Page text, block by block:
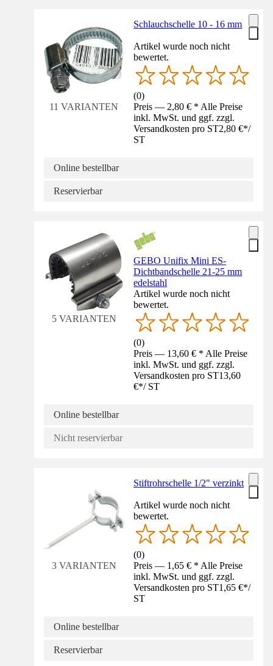
11 VARIANTEN
Schlauchschelle 10 - 16 mm
Artikel wurde noch nicht
bewertet.
(0)
Preis — 2,80 € * Alle Preise
inkl. MwSt. und ggf. zzgl.
Versandkosten pro ST2,80 €*/
ST
Online bestellbar
Reservierbar
5 VARIANTEN
GEBO Unifix Mini ES-
Dichtbandschelle 21-25 mm
edelstahl
Artikel wurde noch nicht
bewertet.
(0)
Preis — 13,60 € * Alle Preise
inkl. MwSt. und ggf. zzgl.
Versandkosten pro ST13,60
€*/ ST
Online bestellbar
Nicht reservierbar
3 VARIANTEN
Stiftrohrschelle 1/2" verzinkt
Artikel wurde noch nicht
bewertet.
(0)
Preis — 1,65 € * Alle Preise
inkl. MwSt. und ggf. zzgl.
Versandkosten pro ST1,65 €*/
ST
Online bestellbar
Reservierbar